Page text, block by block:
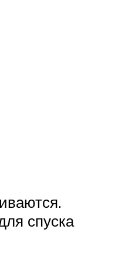
спуска